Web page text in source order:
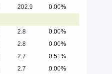
202.9
0.00%
2.8
0.00%
2.8
0.00%
2.7
0.51%
2.7 0.00%